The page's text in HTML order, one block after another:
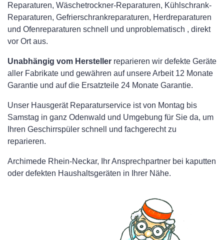
Reparaturen, Wäschetrockner-Reparaturen, Kühlschrank-
Reparaturen, Gefrierschrankreparaturen, Herdreparaturen
und Ofenreparaturen schnell und unproblematisch , direkt
vor Ort aus.
Unabhängig vom Hersteller reparieren wir defekte Geräte
aller Fabrikate und gewähren auf unsere Arbeit 12 Monate
Garantie und auf die Ersatzteile 24 Monate Garantie.
Unser Hausgerät Reparaturservice ist von Montag bis
Samstag in ganz Odenwald und Umgebung für Sie da, um
Ihren Geschirrspüler schnell und fachgerecht zu
reparieren.
Archimede Rhein-Neckar, Ihr Ansprechpartner bei kaputten
oder defekten Haushaltsgeräten in Ihrer Nähe.